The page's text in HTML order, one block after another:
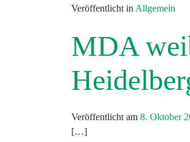
Veröffentlicht in Allgemein
MDA
Veröffentlicht am 8. Oktober
[…]